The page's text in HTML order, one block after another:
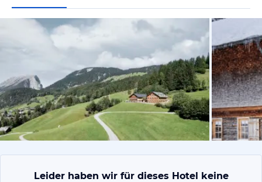
vom
Leider haben wir für dieses Hotel keine